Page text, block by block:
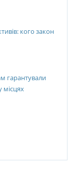
кого закон
гарантували
місцях